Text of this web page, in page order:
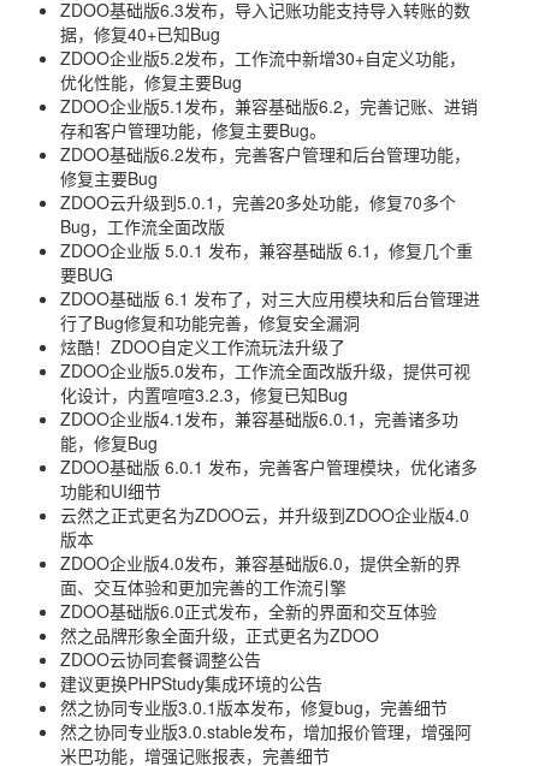
ZDOO基础版6.3发布，导入记账功能支持导入转账的数
据，修复40+已知Bug
ZDOO企业版5.2发布，工作流中新增30+自定义功能，
优化性能，修复主要Bug
ZDOO企业版5.1发布，兼容基础版6.2，完善记账、进销
存和客户管理功能，修复主要Bug。
ZDOO基础版6.2发布，完善客户管理和后台管理功能，
修复主要Bug
ZDOO云升级到5.0.1，完善20多处功能，修复70多个
Bug，工作流全面改版
ZDOO企业版 5.0.1 发布，兼容基础版 6.1，修复几个重
要BUG
ZDOO基础版 6.1 发布了，对三大应用模块和后台管理进
行了Bug修复和功能完善，修复安全漏洞
炫酷！ZDOO自定义工作流玩法升级了
ZDOO企业版5.0发布，工作流全面改版升级，提供可视
化设计，内置喧喧3.2.3，修复已知Bug
ZDOO企业版4.1发布，兼容基础版6.0.1，完善诸多功
能，修复Bug
ZDOO基础版 6.0.1 发布，完善客户管理模块，优化诸多
功能和UI细节
云然之正式更名为ZDOO云，并升级到ZDOO企业版4.0
版本
ZDOO企业版4.0发布，兼容基础版6.0，提供全新的界
面、交互体验和更加完善的工作流引擎
ZDOO基础版6.0正式发布，全新的界面和交互体验
然之品牌形象全面升级，正式更名为ZDOO
ZDOO云协同套餐调整公告
建议更换PHPStudy集成环境的公告
然之协同专业版3.0.1版本发布，修复bug，完善细节
然之协同专业版3.0.stable发布，增加报价管理，增强阿
米巴功能，增强记账报表，完善细节